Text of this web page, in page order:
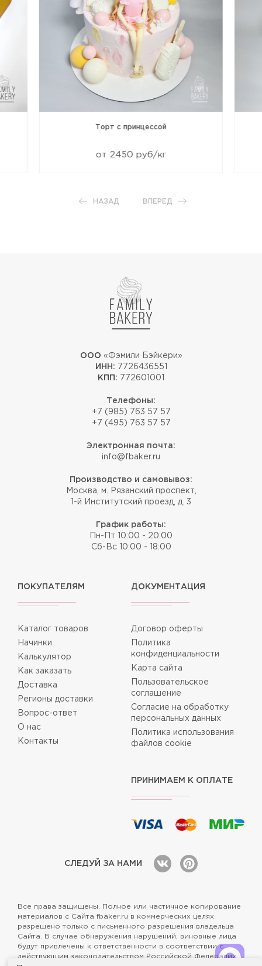
Торт с принцессой
от 2450 руб/кг
НАЗАД ВПЕРЕД
ООО «Фэмили Бэйкери»
ИНН: 7726436551
КПП: 772601001
Телефоны:
+7 (985) 763 57 57
+7 (495) 763 57 57
Электронная почта:
info@fbaker.ru
Производство и самовывоз:
Москва, м. Рязанский проспект,
1-й Институтский проезд, д. 3
График работы:
Пн-Пт 10:00 - 20:00
Сб-Вс 10:00 - 18:00
ПОКУПАТЕЛЯМ
Каталог товаров
Начинки
Калькулятор
Как заказать
Доставка
Регионы доставки
Вопрос-ответ
О нас
Контакты
ДОКУМЕНТАЦИЯ
Договор оферты
Политика
конфиденциальности
Карта сайта
Пользовательское
соглашение
Согласие на обработку
персональных данных
Политика использования
файлов cookie
ПРИНИМАЕМ К ОПЛАТЕ
СЛЕДУЙ ЗА НАМИ
Все права защищены. Полное или частичное копирование
материалов с Сайта fbaker.ru в коммерческих целях
разрешено только с письменного разрешения владельца
Сайта. В случае обнаружения нарушений, виновные лица
будут привлечены к ответственности в соответствии с
действующим законодательством Российской Федерации.